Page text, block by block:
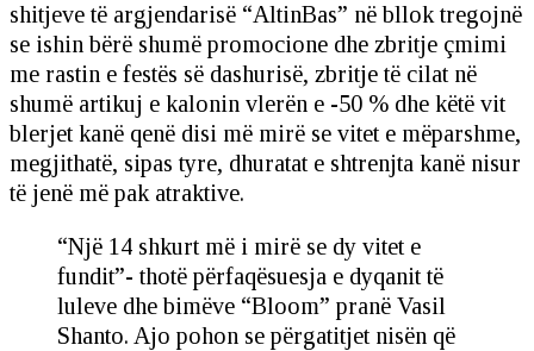
shitjeve të argjendarisë “AltinBas” në bllok tregojnë
se ishin bërë shumë promocione dhe zbritje çmimi
me rastin e festës së dashurisë, zbritje të cilat në
shumë artikuj e kalonin vlerën e -50 % dhe këtë vit
blerjet kanë qenë disi më mirë se vitet e mëparshme,
megjithatë, sipas tyre, dhuratat e shtrenjta kanë nisur
të jenë më pak atraktive.
“Një 14 shkurt më i mirë se dy vitet e
fundit”- thotë përfaqësuesja e dyqanit të
luleve dhe bimëve “Bloom” pranë Vasil
Shanto. Ajo pohon se përgatitjet nisën që